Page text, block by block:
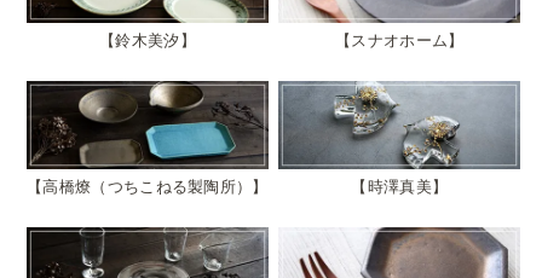
鈴木美汐 スナオホーム
高橋燎（つちこねる製陶所） 時澤真美